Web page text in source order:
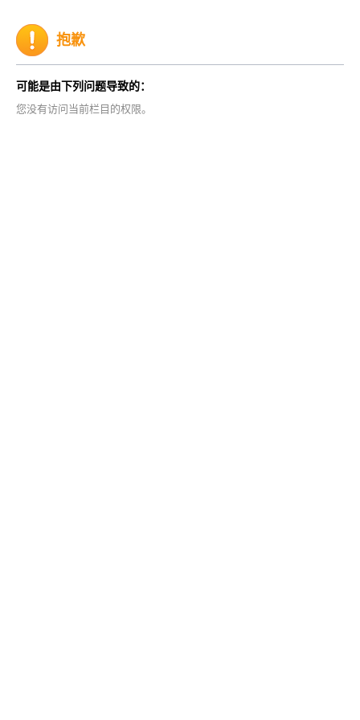
抱歉
可能是由下列问题导致的：
您没有访问当前栏目的权限。